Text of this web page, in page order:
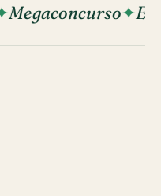
Megaconcurso El